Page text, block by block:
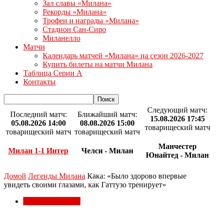
Зал славы «Милана»
Рекорды «Милана»
Трофеи и награды «Милана»
Стадион Сан-Сиро
Миланелло
Матчи
Календарь матчей «Милана» на сезон 2026-2027
Купить билеты на матчи Милана
Таблица Серии А
Контакты
Последний матч:
05.08.2026 14:00
товарищеский матч
Милан 1-1 Интер
Ближайший матч:
08.08.2026 15:00
товарищеский матч
Челси - Милан
Следующий матч:
15.08.2026 17:45
товарищеский матч
Манчестер
Юнайтед - Милан
Домой Легенды Милана Кака: «Было здорово впервые
увидеть своими глазами, как Гаттузо тренирует»